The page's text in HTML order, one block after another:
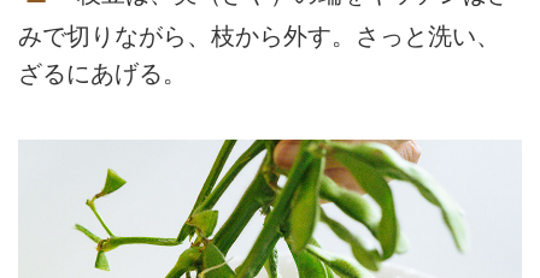
みで切りながら、枝から外す。さっと洗い、
ざるにあげる。